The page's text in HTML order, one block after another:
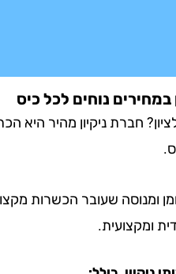
במחירים נוחים לכל כיס
חברת ניקיון מהיר היא
ומנוסה שעובר הכשרות
ומקצועית.